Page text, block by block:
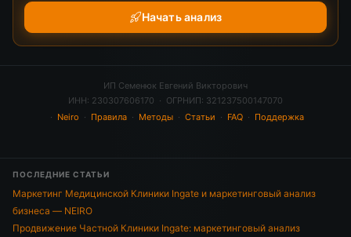
Начать анализ
ИП Семенюк Евгений Викторович
ИНН: 230307606170 · ОГРНИП: 321237500147070
· Neiro · Правила· Методы· Статьи · FAQ· Поддержка
ПОСЛЕДНИЕ СТАТЬИ
Маркетинг Медицинской Клиники Ingate и маркетинговый анализ
бизнеса — NEIRO
Продвижение Частной Клиники Ingate: маркетинговый анализ